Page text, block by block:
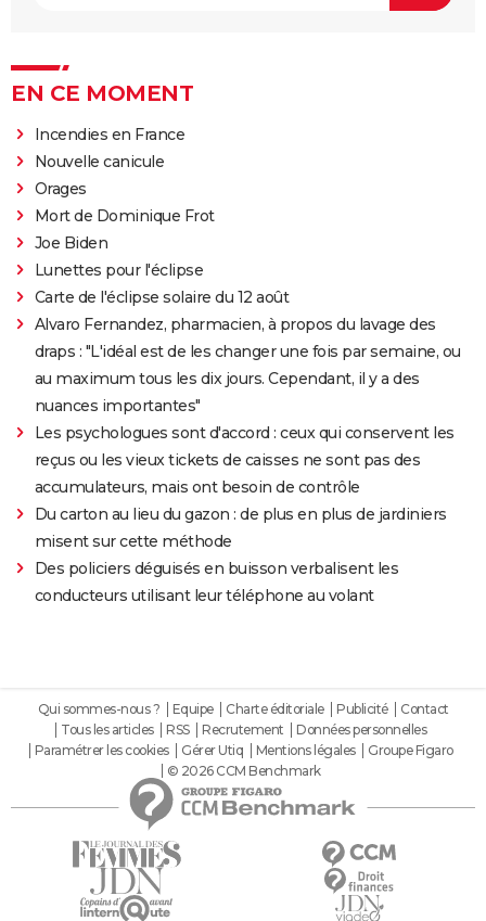
EN CE MOMENT
Incendies en France
Nouvelle canicule
Orages
Mort de Dominique Frot
Joe Biden
Lunettes pour l'éclipse
Carte de l'éclipse solaire du 12 août
Alvaro Fernandez, pharmacien, à propos du lavage des
draps : "L'idéal est de les changer une fois par semaine, ou
au maximum tous les dix jours. Cependant, il y a des
nuances importantes"
Les psychologues sont d'accord : ceux qui conservent les
reçus ou les vieux tickets de caisses ne sont pas des
accumulateurs, mais ont besoin de contrôle
Du carton au lieu du gazon : de plus en plus de jardiniers
misent sur cette méthode
Des policiers déguisés en buisson verbalisent les
conducteurs utilisant leur téléphone au volant
Qui sommes-nous ? Equipe Charte éditoriale Publicité
Contact
Tous les articles
RSS Recrutement
Données personnelles
Paramétrer les cookies
Gérer Utiq Mentions légales
Groupe Figaro
© 2026 CCM Benchmark